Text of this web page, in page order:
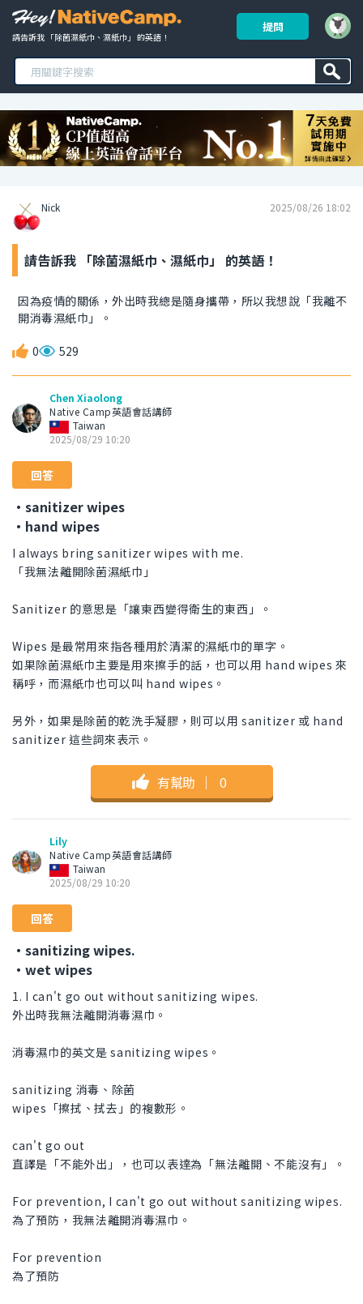
請告訴我 「除菌濕紙巾、濕紙巾」 的英語！
提問
Nick 2025/08/26 18:02
請告訴我 「除菌濕紙巾、濕紙巾」 的英語！
因為疫情的關係，外出時我總是隨身攜帶，所以我想說「我離不
開消毒濕紙巾」。
0 529
Chen Xiaolong
Native Camp英語會話講師
Taiwan
2025/08/29 10:20
回答
・sanitizer wipes
・hand wipes
I always bring sanitizer wipes with me.
「我無法離開除菌濕紙巾」
Sanitizer 的意思是「讓東西變得衛生的東西」。
Wipes 是最常用來指各種用於清潔的濕紙巾的單字。
如果除菌濕紙巾主要是用來擦手的話，也可以用 hand wipes 來
稱呼，而濕紙巾也可以叫 hand wipes。
另外，如果是除菌的乾洗手凝膠，則可以用 sanitizer 或 hand
sanitizer 這些詞來表示。
有幫助 ｜ 0
Lily
Native Camp英語會話講師
Taiwan
2025/08/29 10:20
回答
・sanitizing wipes.
・wet wipes
1. I can't go out without sanitizing wipes.
外出時我無法離開消毒濕巾。
消毒濕巾的英文是 sanitizing wipes。
sanitizing 消毒、除菌
wipes「擦拭、拭去」的複數形。
can't go out
直譯是「不能外出」，也可以表達為「無法離開、不能沒有」。
For prevention, I can't go out without sanitizing wipes.
為了預防，我無法離開消毒濕巾。
For prevention
為了預防